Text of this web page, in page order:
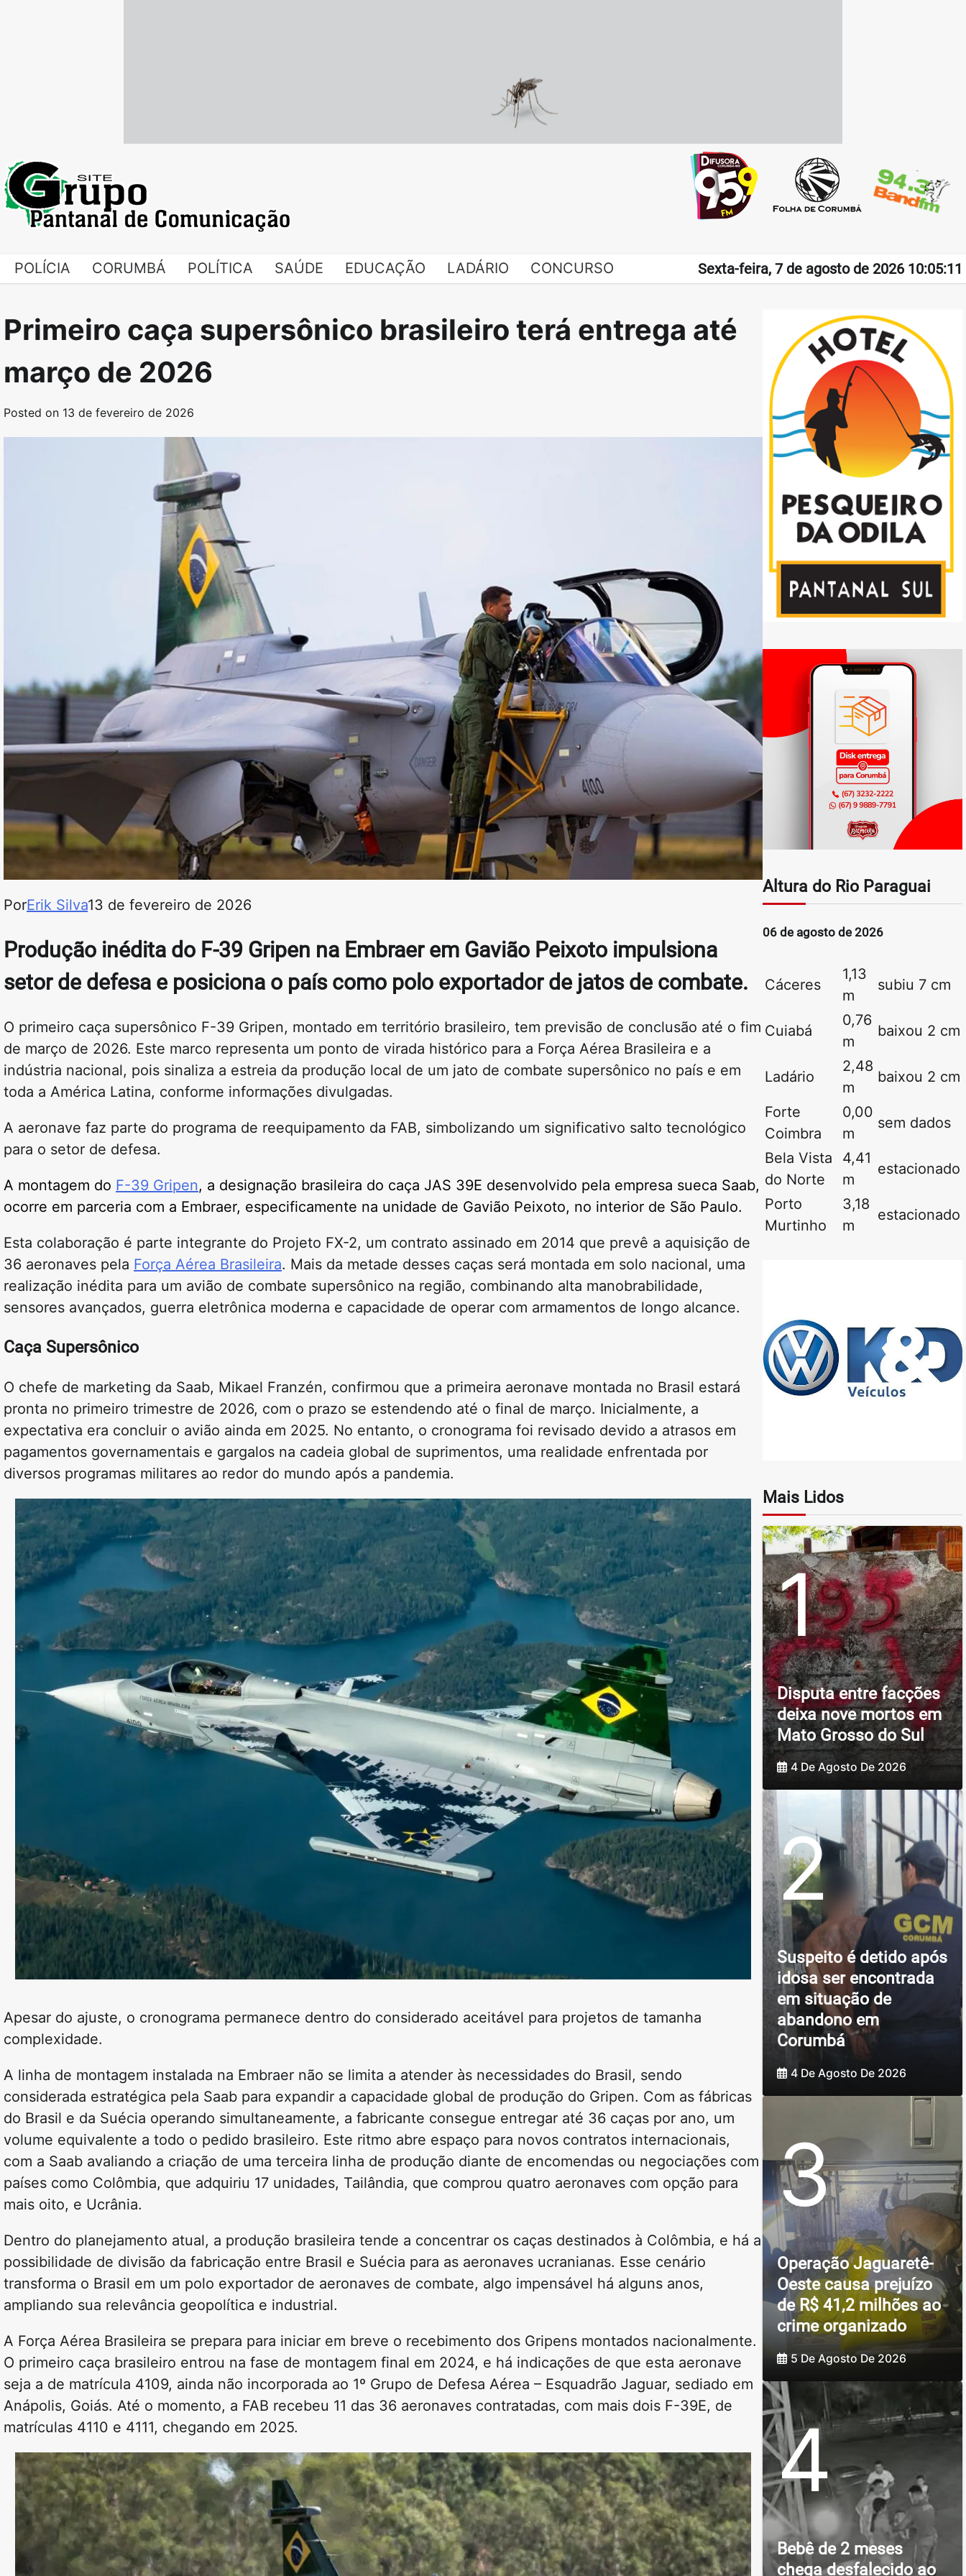
POLÍCIA CORUMBÁ POLÍTICA SAÚDE EDUCAÇÃO LADÁRIO CONCURSO Sexta-feira, 7 de agosto de 2026 10:05:11
Primeiro caça supersônico brasileiro terá entrega até
março de 2026
Posted on 13 de fevereiro de 2026
PorErik Silva13 de fevereiro de 2026
Produção inédita do F-39 Gripen na Embraer em Gavião Peixoto impulsiona
setor de defesa e posiciona o país como polo exportador de jatos de combate.
O primeiro caça supersônico F-39 Gripen, montado em território brasileiro, tem previsão de conclusão até o fim
de março de 2026. Este marco representa um ponto de virada histórico para a Força Aérea Brasileira e a
indústria nacional, pois sinaliza a estreia da produção local de um jato de combate supersônico no país e em
toda a América Latina, conforme informações divulgadas.
A aeronave faz parte do programa de reequipamento da FAB, simbolizando um significativo salto tecnológico
para o setor de defesa.
A montagem do F-39 Gripen, a designação brasileira do caça JAS 39E desenvolvido pela empresa sueca Saab,
ocorre em parceria com a Embraer, especificamente na unidade de Gavião Peixoto, no interior de São Paulo.
Esta colaboração é parte integrante do Projeto FX-2, um contrato assinado em 2014 que prevê a aquisição de
36 aeronaves pela Força Aérea Brasileira. Mais da metade desses caças será montada em solo nacional, uma
realização inédita para um avião de combate supersônico na região, combinando alta manobrabilidade,
sensores avançados, guerra eletrônica moderna e capacidade de operar com armamentos de longo alcance.
Caça Supersônico
O chefe de marketing da Saab, Mikael Franzén, confirmou que a primeira aeronave montada no Brasil estará
pronta no primeiro trimestre de 2026, com o prazo se estendendo até o final de março. Inicialmente, a
expectativa era concluir o avião ainda em 2025. No entanto, o cronograma foi revisado devido a atrasos em
pagamentos governamentais e gargalos na cadeia global de suprimentos, uma realidade enfrentada por
diversos programas militares ao redor do mundo após a pandemia.
Apesar do ajuste, o cronograma permanece dentro do considerado aceitável para projetos de tamanha
complexidade.
A linha de montagem instalada na Embraer não se limita a atender às necessidades do Brasil, sendo
considerada estratégica pela Saab para expandir a capacidade global de produção do Gripen. Com as fábricas
do Brasil e da Suécia operando simultaneamente, a fabricante consegue entregar até 36 caças por ano, um
volume equivalente a todo o pedido brasileiro. Este ritmo abre espaço para novos contratos internacionais,
com a Saab avaliando a criação de uma terceira linha de produção diante de encomendas ou negociações com
países como Colômbia, que adquiriu 17 unidades, Tailândia, que comprou quatro aeronaves com opção para
mais oito, e Ucrânia.
Dentro do planejamento atual, a produção brasileira tende a concentrar os caças destinados à Colômbia, e há a
possibilidade de divisão da fabricação entre Brasil e Suécia para as aeronaves ucranianas. Esse cenário
transforma o Brasil em um polo exportador de aeronaves de combate, algo impensável há alguns anos,
ampliando sua relevância geopolítica e industrial.
A Força Aérea Brasileira se prepara para iniciar em breve o recebimento dos Gripens montados nacionalmente.
O primeiro caça brasileiro entrou na fase de montagem final em 2024, e há indicações de que esta aeronave
seja a de matrícula 4109, ainda não incorporada ao 1º Grupo de Defesa Aérea – Esquadrão Jaguar, sediado em
Anápolis, Goiás. Até o momento, a FAB recebeu 11 das 36 aeronaves contratadas, com mais dois F-39E, de
matrículas 4110 e 4111, chegando em 2025.
Altura do Rio Paraguai
06 de agosto de 2026
Cáceres
1,13
m
subiu 7 cm
Cuiabá
0,76
m
baixou 2 cm
Ladário
2,48
m
baixou 2 cm
Forte
Coimbra
0,00
m
sem dados
Bela Vista
do Norte
4,41
m
estacionado
Porto
Murtinho
3,18
m
estacionado
Mais Lidos
1
Disputa entre facções
deixa nove mortos em
Mato Grosso do Sul
4 De Agosto De 2026
2
Suspeito é detido após
idosa ser encontrada
em situação de
abandono em
Corumbá
4 De Agosto De 2026
3
Operação Jaguaretê-
Oeste causa prejuízo
de R$ 41,2 milhões ao
crime organizado
5 De Agosto De 2026
4
Bebê de 2 meses
chega desfalecido ao